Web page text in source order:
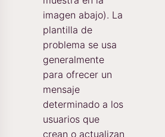
imagen abajo). La
plantilla de
problema se usa
generalmente
para ofrecer un
mensaje
determinado a los
usuarios que
crean o actualizan